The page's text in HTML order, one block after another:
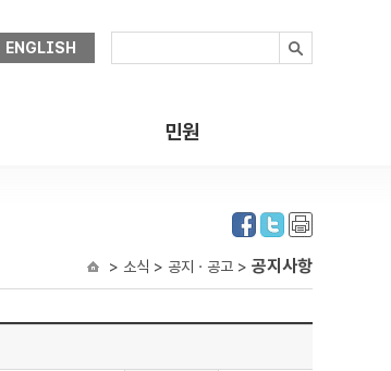
ENGLISH
민원
> 소식 > 공지ㆍ공고 > 공지사항